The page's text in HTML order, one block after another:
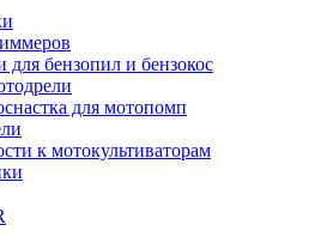
для бензопил и бензокос
для мотопомп
к мотокультиваторам